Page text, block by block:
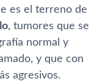
es el terreno de
, tumores que se
normal y
y que con
agresivos.